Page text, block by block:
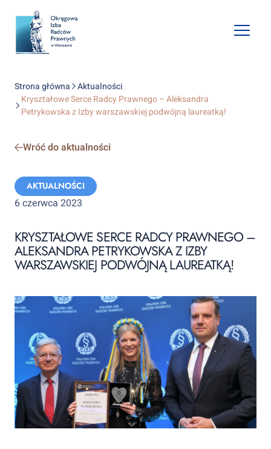
Open
Strona główna
Aktualności
Kryształowe Serce Radcy Prawnego – Aleksandra
Petrykowska z Izby warszawskiej podwójną laureatką!
Wróć do aktualności
Categories:
AKTUALNOŚCI
6 czerwca 2023
KRYSZTAŁOWE SERCE RADCY PRAWNEGO –
ALEKSANDRA PETRYKOWSKA Z IZBY
WARSZAWSKIEJ PODWÓJNĄ LAUREATKĄ!